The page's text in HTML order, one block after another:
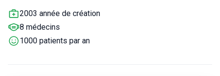
2003 année de création
8 médecins
1000 patients par an